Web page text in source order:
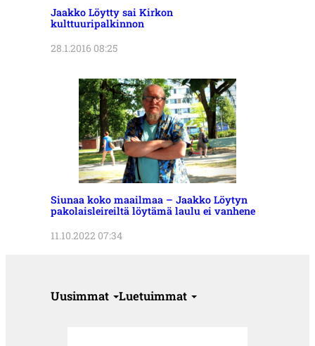
Jaakko Löytty sai Kirkon
kulttuuripalkinnon
28.1.2016 08:25
Siunaa koko maailmaa – Jaakko Löytyn
pakolaisleireiltä löytämä laulu ei vanhene
11.10.2022 07:34
Uusimmat Luetuimmat